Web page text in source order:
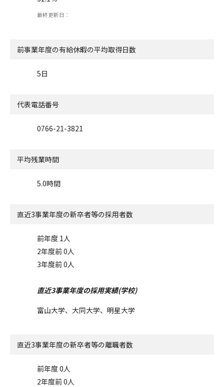
最終更新日：
前事業年度の有給休暇の平均取得日数
5日
代表電話番号
0766-21-3821
平均残業時間
5.0時間
直近3事業年度の新卒者等の採用者数
前年度 1人
2年度前 0人
3年度前 0人
直近3事業年度の採用実績(学校)
富山大学、大同大学、明星大学
直近3事業年度の新卒者等の離職者数
前年度 0人
2年度前 0人